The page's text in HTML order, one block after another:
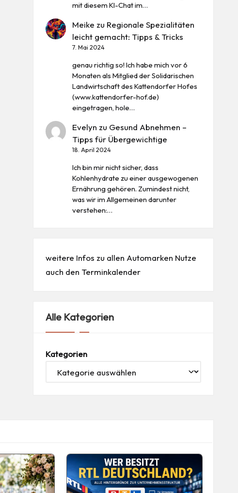
mit diesem KI-Chat im…
Meike zu Regionale Spezialitäten
leicht gemacht: Tipps & Tricks
7. Mai 2024
genau richtig so! Ich habe mich vor 6
Monaten als Mitglied der Solidarischen
Landwirtschaft des Kattendorfer Hofes
(www.kattendorfer-hof.de)
eingetragen, hole…
Evelyn zu Gesund Abnehmen –
Tipps für Übergewichtige
18. April 2024
Ich bin mir nicht sicher, dass
Kohlenhydrate zu einer ausgewogenen
Ernährung gehören. Zumindest nicht,
was wir im Allgemeinen darunter
verstehen:…
weitere Infos zu allen Automarken Nutze
auch den Terminkalender
Alle Kategorien
Kategorien